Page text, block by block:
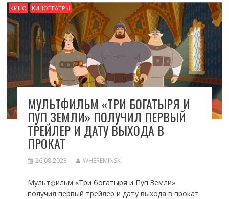
КИНО КИНОТЕАТРЫ
МУЛЬТФИЛЬМ «ТРИ БОГАТЫРЯ И
ПУП ЗЕМЛИ» ПОЛУЧИЛ ПЕРВЫЙ
ТРЕЙЛЕР И ДАТУ ВЫХОДА В
ПРОКАТ
26.08.2023 WHEREMINSK
Мультфильм «Три богатыря и Пуп Земли»
получил первый трейлер и дату выхода в прокат